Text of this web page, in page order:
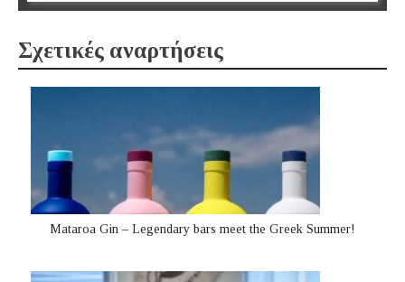
Σχετικές αναρτήσεις
Mataroa Gin – Legendary bars meet the Greek Summer!